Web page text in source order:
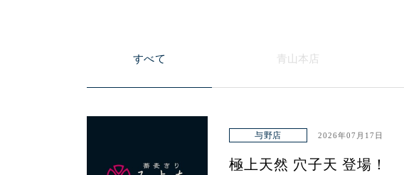
すべて 青山本店
与野店 2026年07月17日
極上天然 穴子天 登場！